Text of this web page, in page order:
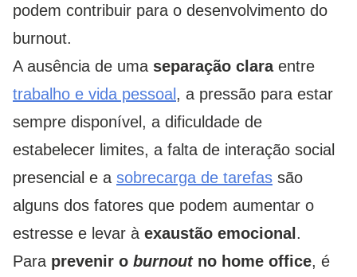
podem contribuir para o desenvolvimento do
burnout.
A ausência de uma separação claraentre
trabalho e vida pessoal , a pressão para estar
sempre disponível, a dificuldade de
estabelecer limites, a falta de interação social
presencial e a sobrecarga de tarefas são
alguns dos fatores que podem aumentar o
estresse e levar à exaustão emocional .
Para prevenir o burnout no home office, é